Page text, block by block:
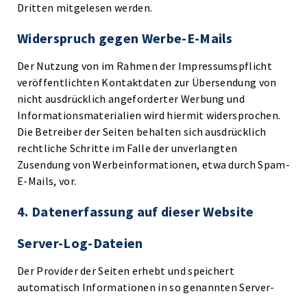
Dritten mitgelesen werden.
Widerspruch gegen Werbe-E-Mails
Der Nutzung von im Rahmen der Impressumspflicht
veröffentlichten Kontaktdaten zur Übersendung von
nicht ausdrücklich angeforderter Werbung und
Informationsmaterialien wird hiermit widersprochen.
Die Betreiber der Seiten behalten sich ausdrücklich
rechtliche Schritte im Falle der unverlangten
Zusendung von Werbeinformationen, etwa durch Spam-
E-Mails, vor.
4. Datenerfassung auf dieser Website
Server-Log-Dateien
Der Provider der Seiten erhebt und speichert
automatisch Informationen in so genannten Server-